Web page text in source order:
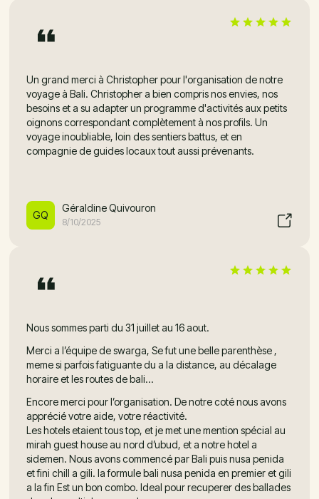
Un grand merci à Christopher pour l'organisation de notre
voyage à Bali. Christopher a bien compris nos envies, nos
besoins et a su adapter un programme d'activités aux petits
oignons correspondant complètement à nos profils. Un
voyage inoubliable, loin des sentiers battus, et en
compagnie de guides locaux tout aussi prévenants.
GQ
Géraldine Quivouron
8/10/2025
Nous sommes parti du 31 juillet au 16 aout.
Merci a l’équipe de swarga, Se fut une belle parenthèse ,
meme si parfois fatiguante du a la distance, au décalage
horaire et les routes de bali…
Encore merci pour l’organisation. De notre coté nous avons
apprécié votre aide, votre réactivité.
Les hotels etaient tous top, et je met une mention spécial au
mirah guest house au nord d’ubud, et a notre hotel a
sidemen. Nous avons commencé par Bali puis nusa penida
et fini chill a gili. la formule bali nusa penida en premier et gili
a la fin Est un bon combo. Ideal pour recuperer des ballades